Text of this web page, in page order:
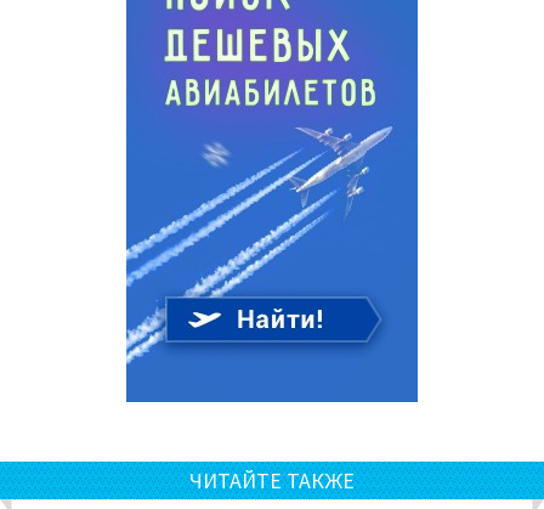
ЧИТАЙТЕ ТАКЖЕ